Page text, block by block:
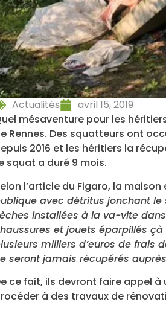
Actualités avril 15, 2019
mésaventure pour les
Rennes. Des squatteurs ont
2016 et les héritiers la
squat a duré 9 mois.
l’article du Figaro, la
avec détritus jonchant
installées à la va-vite
et jouets éparpillés
milliers d’euros de frais
seront jamais récupérés
ce fait, ils devront faire appel
à des travaux de